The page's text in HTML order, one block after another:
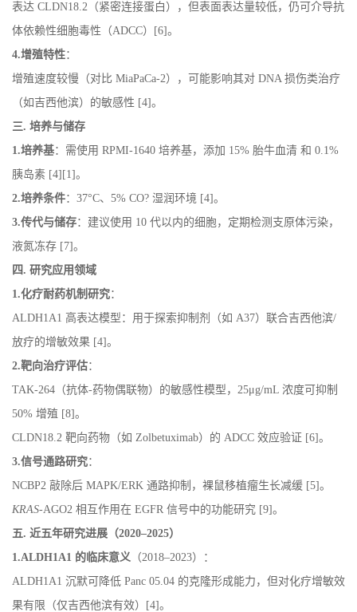
表达 CLDN18.2（紧密连接蛋白），但表面表达量较低，仍可介导抗
体依赖性细胞毒性（ADCC）[6]。
4.增殖特性：
增殖速度较慢（对比 MiaPaCa-2），可能影响其对 DNA 损伤类治疗
（如吉西他滨）的敏感性 [4]。
三. 培养与储存
1.培养基：需使用 RPMI-1640 培养基，添加 15% 胎牛血清 和 0.1%
胰岛素 [4][1]。
2.培养条件：37°C、5% CO? 湿润环境 [4]。
3.传代与储存：建议使用 10 代以内的细胞，定期检测支原体污染，
液氮冻存 [7]。
四. 研究应用领域
1.化疗耐药机制研究：
ALDH1A1 高表达模型：用于探索抑制剂（如 A37）联合吉西他滨/
放疗的增敏效果 [4]。
2.靶向治疗评估：
TAK-264（抗体-药物偶联物）的敏感性模型，25μg/mL 浓度可抑制
50% 增殖 [8]。
CLDN18.2 靶向药物（如 Zolbetuximab）的 ADCC 效应验证 [6]。
3.信号通路研究：
NCBP2 敲除后 MAPK/ERK 通路抑制，裸鼠移植瘤生长减缓 [5]。
KRAS-AGO2 相互作用在 EGFR 信号中的功能研究 [9]。
五. 近五年研究进展（2020–2025）
1.ALDH1A1 的临床意义 （2018–2023）：
ALDH1A1 沉默可降低 Panc 05.04 的克隆形成能力，但对化疗增敏效
果有限（仅吉西他滨有效）[4]。